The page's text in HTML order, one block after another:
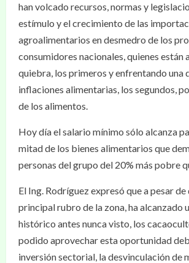
han volcado recursos, normas y
estímulo y el crecimiento de las
agroalimentarios en desmedro de los
consumidores nacionales, quienes están
quiebra, los primeros y enfrentando una
inflaciones alimentarias, los segundos,
de los alimentos.
Hoy día el salario mínimo sólo alcanza
mitad de los bienes alimentarios que
personas del grupo del 20% más pobre
El Ing. Rodríguez expresó que a pesar de
principal rubro de la zona, ha alcanzado
histórico antes nunca visto, los
podido aprovechar esta oportunidad
inversión sectorial, la desvinculación de